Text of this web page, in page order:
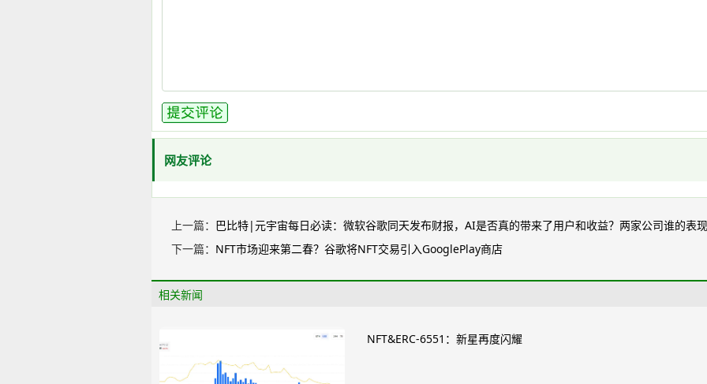
网友评论
上一篇： 巴比特|元宇宙每日必读：微软谷歌同天发布财报，AI是否真的带来了用户和收益？两家公司谁的表现
下一篇： NFT市场迎来第二春？谷歌将NFT交易引入GooglePlay商店
相关新闻
NFT&ERC-6551：新星再度闪耀